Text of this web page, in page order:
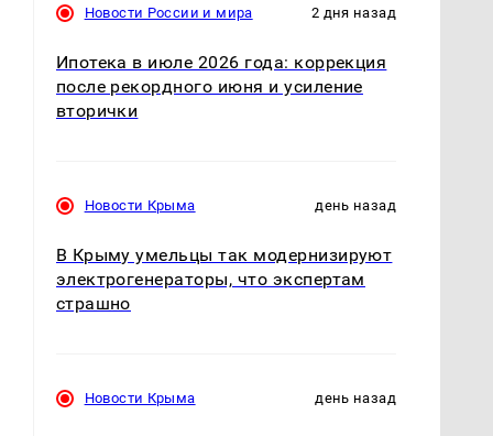
Новости России и мира 2 дня назад
Ипотека в июле 2026 года: коррекция
после рекордного июня и усиление
вторички
Новости Крыма день назад
В Крыму умельцы так модернизируют
электрогенераторы, что экспертам
страшно
Новости Крыма день назад